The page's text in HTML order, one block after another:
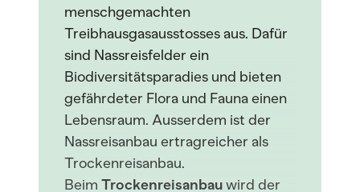
menschgemachten
Treibhausgasausstosses aus. Dafür
sind Nassreisfelder ein
Biodiversitätsparadies und bieten
gefährdeter Flora und Fauna einen
Lebensraum. Ausserdem ist der
Nassreisanbau ertragreicher als
Trockenreisanbau.
Beim Trockenreisanbauwird der